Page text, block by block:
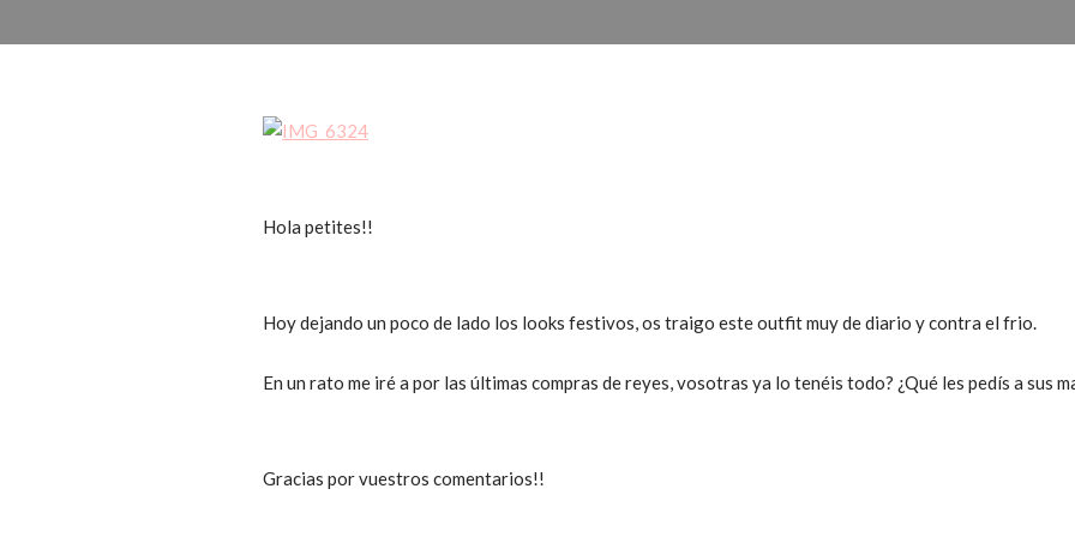
Hola petites!!
Hoy dejando un poco de lado los looks festivos, os traigo este outfit muy de diario y contra el frio.
En un rato me iré a por las últimas compras de reyes, vosotras ya lo tenéis todo? ¿Qué les pedís a sus
Gracias por vuestros comentarios!!